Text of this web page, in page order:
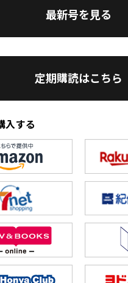
最新号を見る
定期購読はこちら
入する